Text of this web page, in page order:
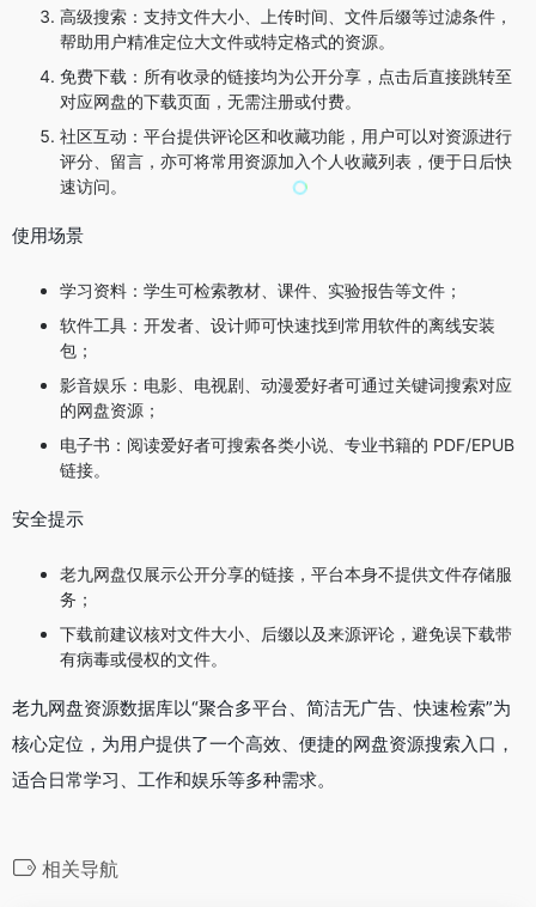
高级搜索：支持文件大小、上传时间、文件后缀等过滤条件，
帮助用户精准定位大文件或特定格式的资源。
免费下载：所有收录的链接均为公开分享，点击后直接跳转至
对应网盘的下载页面，无需注册或付费。
社区互动：平台提供评论区和收藏功能，用户可以对资源进行
评分、留言，亦可将常用资源加入个人收藏列表，便于日后快
速访问。
使用场景
学习资料：学生可检索教材、课件、实验报告等文件；
软件工具：开发者、设计师可快速找到常用软件的离线安装
包；
影音娱乐：电影、电视剧、动漫爱好者可通过关键词搜索对应
的网盘资源；
电子书：阅读爱好者可搜索各类小说、专业书籍的 PDF/EPUB
链接。
安全提示
老九网盘仅展示公开分享的链接，平台本身不提供文件存储服
务；
下载前建议核对文件大小、后缀以及来源评论，避免误下载带
有病毒或侵权的文件。
老九网盘资源数据库以“聚合多平台、简洁无广告、快速检索”为
核心定位，为用户提供了一个高效、便捷的网盘资源搜索入口，
适合日常学习、工作和娱乐等多种需求。
相关导航